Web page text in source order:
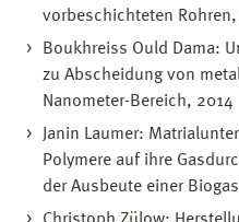
vorbeschichteten Rohren,
Boukhreiss Ould Dama:
zu Abscheidung von
Nanometer-Bereich, 2014
Janin Laumer:
Polymere auf ihre
der Ausbeute einer